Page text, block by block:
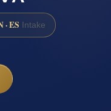
· ES Intake